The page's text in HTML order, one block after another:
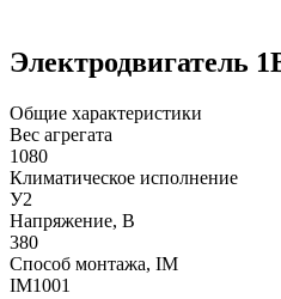
Электродвигатель
Общие характеристики
Вес агрегата
1080
Климатическое исполнение
У2
Напряжение, В
380
Способ монтажа, IM
IM1001